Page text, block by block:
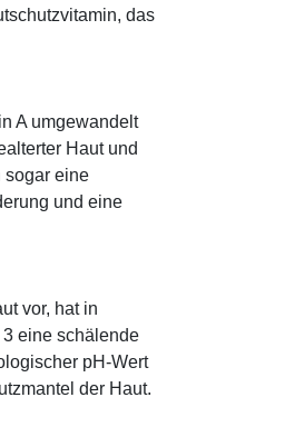
das
A umgewandelt
Haut und
sogar eine
und eine
vor, hat in
eine schälende
pH-Wert
der Haut.